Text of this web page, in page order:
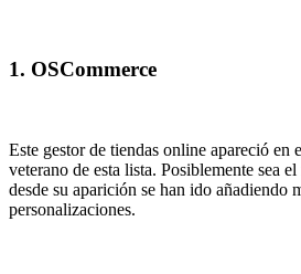
1. OSCommerce
Este gestor de tiendas online apareció en
veterano de esta lista. Posiblemente sea
desde su aparición se han ido añadiendo
personalizaciones.